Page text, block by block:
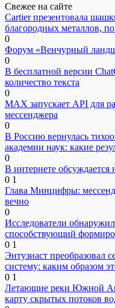
Свежее на сайте
Cartier презентовала
благородных металлов,
0
Форум «Венчурный
0
В бесплатной версии
количество текста
0
MAX запускает API для
мессенджера
0
В Россию вернулась
академии наук: какие
0
В интернете обсуждается
0 1
Глава Минцифры:
вечно
0
Исследователи
способствующий
0 1
Энтузиаст преобразовал
систему: каким образом
0 1
Летающие реки Южной
карту скрытых потоков